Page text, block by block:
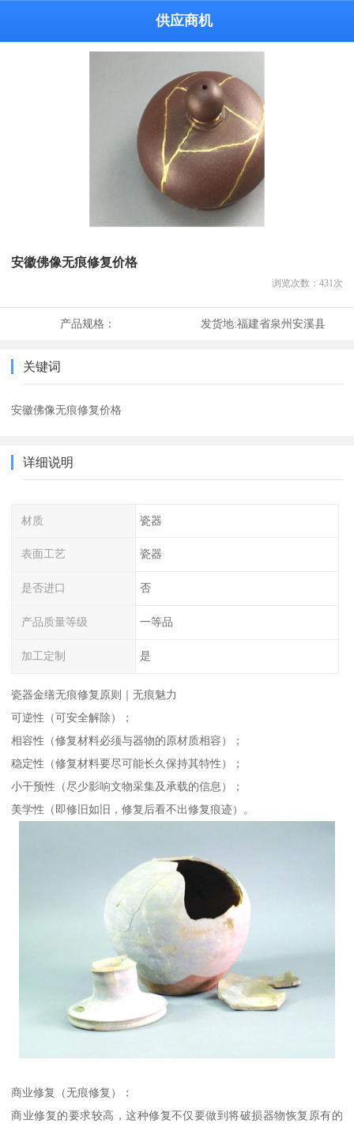
供应商机
安徽佛像无痕修复价格
浏览次数： 431 次
产品规格： 发货地:福建省泉州安溪县
关键词
安徽佛像无痕修复价格
详细说明
材质 瓷器
表面工艺 瓷器
是否进口 否
产品质量等级 一等品
加工定制 是
瓷器金缮无痕修复原则｜无痕魅力
可逆性（可安全解除）；
相容性（修复材料必须与器物的原材质相容）；
稳定性（修复材料要尽可能长久保持其特性）；
小干预性（尽少影响文物采集及承载的信息）；
美学性（即修旧如旧，修复后看不出修复痕迹）。
商业修复（无痕修复）：
商业修复的要求较高，这种修复不仅要做到将破损器物恢复原有的